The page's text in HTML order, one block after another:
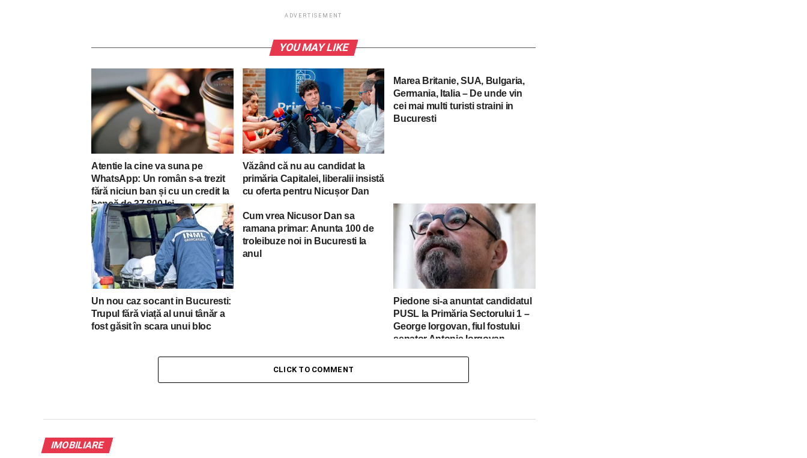
ADVERTISEMENT
YOU MAY LIKE
Atentie la cine va suna pe
WhatsApp: Un român s-a trezit
fără niciun ban și cu un credit la
bancă de 37.800 lei
Văzând că nu au candidat la
primăria Capitalei, liberalii insistă
cu oferta pentru Nicușor Dan
Marea Britanie, SUA, Bulgaria,
Germania, Italia – De unde vin
cei mai multi turisti straini in
Bucuresti
Un nou caz socant in Bucuresti:
Trupul fără viață al unui tânăr a
fost găsit în scara unui bloc
Cum vrea Nicusor Dan sa
ramana primar: Anunta 100 de
troleibuze noi in Bucuresti la
anul
Piedone si-a anuntat candidatul
PUSL la Primăria Sectorului 1 –
George Iorgovan, fiul fostului
senator Antonie Iorgovan
CLICK TO COMMENT
IMOBILIARE